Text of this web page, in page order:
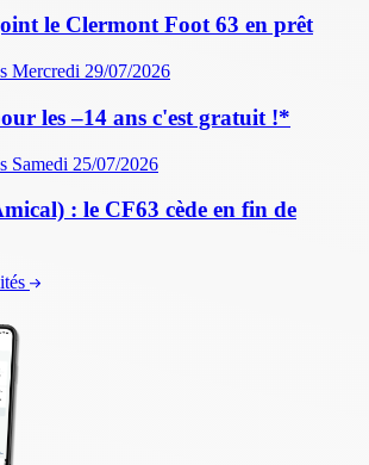
le Clermont Foot 63 en prêt
Mercredi 29/07/2026
les –14 ans c'est gratuit !*
Samedi 25/07/2026
: le CF63 cède en fin de